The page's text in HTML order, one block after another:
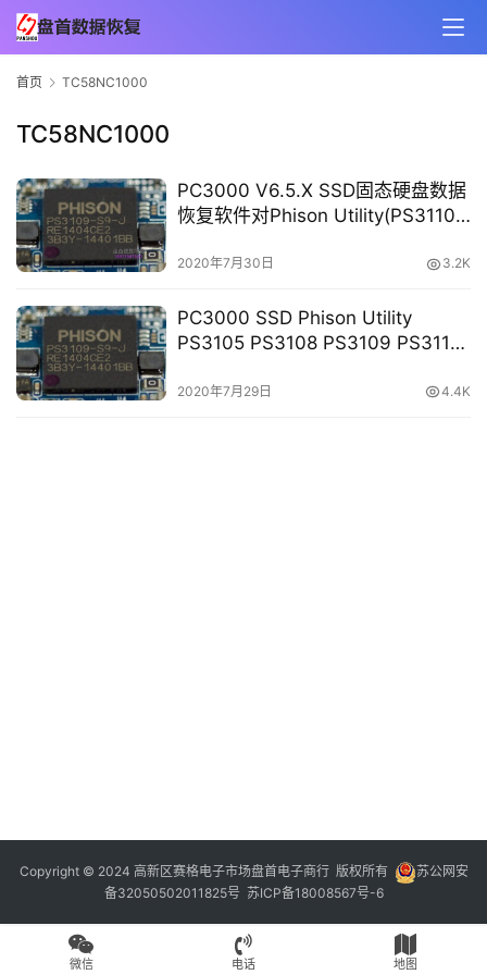
首页 TC58NC1000
TC58NC1000
PC3000 V6.5.X SSD固态硬盘数据
恢复软件对Phison Utility(PS3110
2020年7月30日 3.2K
PC3000 SSD Phison Utility
PS3105 PS3108 PS3109 PS3110
2020年7月29日 4.4K
Copyright © 2024 高新区赛格电子市场盘首电子商行 版权所有
苏公网安
备32050502011825号 苏ICP备18008567号-6
微信 电话 地图